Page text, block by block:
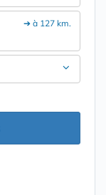
➔ à 127 km.